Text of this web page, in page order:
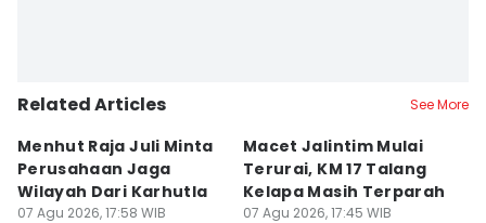
Related Articles See More
Menhut Raja Juli Minta
Perusahaan Jaga
Wilayah Dari Karhutla
07 Agu 2026, 17:58 WIB
Macet Jalintim Mulai
Terurai, KM 17 Talang
Kelapa Masih Terparah
07 Agu 2026, 17:45 WIB